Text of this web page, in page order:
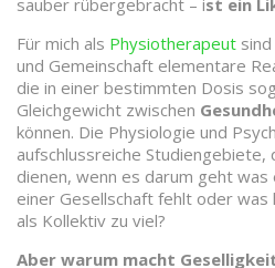
sauber rübergebracht – ist ein
Für mich als Physiotherapeut
und Gemeinschaft elementare
die in einer bestimmten Dosis
Gleichgewicht zwischen
können. Die Physiologie und
aufschlussreiche Studiengebiete,
dienen, wenn es darum geht
einer Gesellschaft fehlt oder
als Kollektiv zu viel?
Aber warum macht